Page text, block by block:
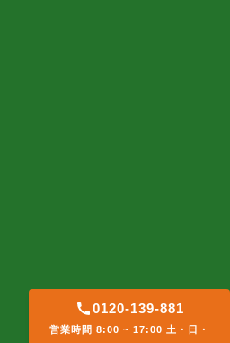
0120-139-881
営業時間 8:00 ~ 17:00 土・日・